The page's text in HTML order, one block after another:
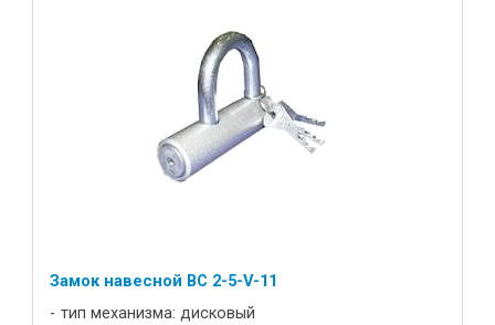
Замок навесной BC 2-5-V-11
тип механизма: дисковый